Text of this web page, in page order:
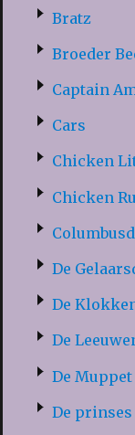
Bratz
Broeder
Captain
Cars
Chicken
Chicken
De
De
De
De Muppet
De